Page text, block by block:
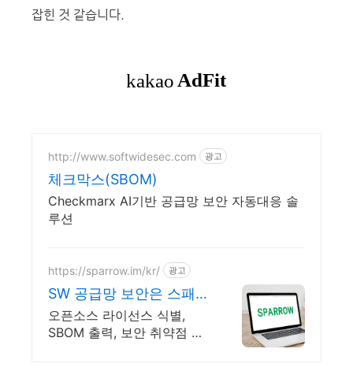
잡힌 것 같습니다.
http://www.softwidesec.com 광고
체크막스(SBOM)
Checkmarx AI기반 공급망 보안 자동대응 솔
루션
https://sparrow.im/kr/ 광고
SW 공급망 보안은 스패로
우 애플리케이션 보안 전
문 기업
오픈소스 라이선스 식별,
SBOM 출력, 보안 취약점 분